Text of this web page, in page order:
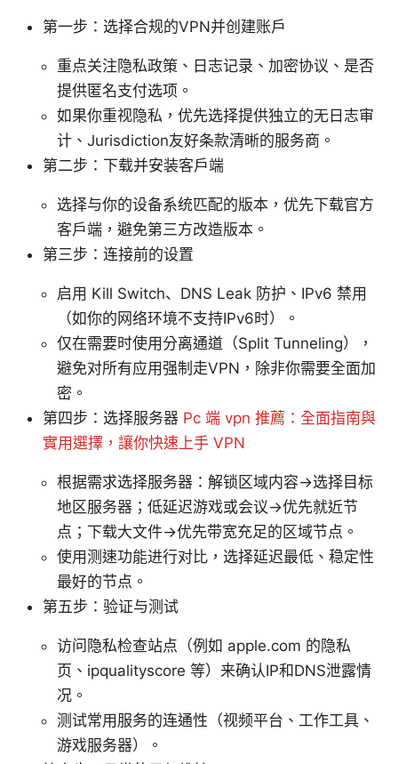
第一步：选择合规的VPN并创建账户
重点关注隐私政策、日志记录、加密协议、是否
提供匿名支付选项。
如果你重视隐私，优先选择提供独立的无日志审
计、Jurisdiction友好条款清晰的服务商。
第二步：下载并安装客户端
选择与你的设备系统匹配的版本，优先下载官方
客户端，避免第三方改造版本。
第三步：连接前的设置
启用 Kill Switch、DNS Leak 防护、IPv6 禁用
（如你的网络环境不支持IPv6时）。
仅在需要时使用分离通道（Split Tunneling），
避免对所有应用强制走VPN，除非你需要全面加
密。
第四步：选择服务器 Pc 端 vpn 推薦：全面指南與
實用選擇，讓你快速上手 VPN
根据需求选择服务器：解锁区域内容→选择目标
地区服务器；低延迟游戏或会议→优先就近节
点；下载大文件→优先带宽充足的区域节点。
使用测速功能进行对比，选择延迟最低、稳定性
最好的节点。
第五步：验证与测试
访问隐私检查站点（例如 apple.com 的隐私
页、ipqualityscore 等）来确认IP和DNS泄露情
况。
测试常用服务的连通性（视频平台、工作工具、
游戏服务器）。